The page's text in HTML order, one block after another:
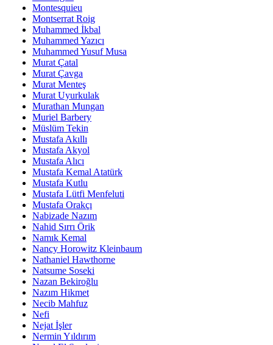
Montesquieu
Montserrat Roig
Muhammed İkbal
Muhammed Yazıcı
Muhammed Yusuf Musa
Murat Çatal
Murat Çavga
Murat Menteş
Murat Uyurkulak
Murathan Mungan
Muriel Barbery
Müslüm Tekin
Mustafa Akıllı
Mustafa Akyol
Mustafa Alıcı
Mustafa Kemal Atatürk
Mustafa Kutlu
Mustafa Lütfi Menfeluti
Mustafa Orakçı
Nabizade Nazım
Nahid Sırrı Örik
Namık Kemal
Nancy Horowitz Kleinbaum
Nathaniel Hawthorne
Natsume Soseki
Nazan Bekiroğlu
Nazım Hikmet
Necib Mahfuz
Nefi
Nejat İşler
Nermin Yıldırım